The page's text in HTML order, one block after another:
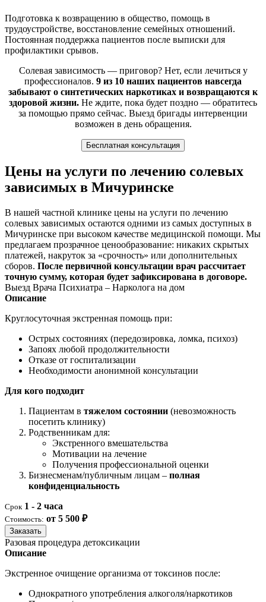
Подготовка к возвращению в общество, помощь в
трудоустройстве, восстановление семейных отношений.
Постоянная поддержка пациентов после выписки для
профилактики срывов.
Солевая зависимость — приговор? Нет, если лечиться у
профессионалов. 9 из 10 наших пациентов навсегда
забывают о синтетических наркотиках и возвращаются к
здоровой жизни. Не ждите, пока будет поздно — обратитесь
за помощью прямо сейчас. Выезд бригады интервенции
возможен в день обращения.
Бесплатная консультация
Цены на услуги по лечению солевых
зависимых в Мичуринске
В нашей частной клинике цены на услуги по лечению
солевых зависимых остаются одними из самых доступных в
Мичуринске при высоком качестве медицинской помощи. Мы
предлагаем прозрачное ценообразование: никаких скрытых
платежей, накруток за «срочность» или дополнительных
сборов. После первичной консультации врач рассчитает
точную сумму, которая будет зафиксирована в договоре.
Выезд Врача Психиатра – Нарколога на дом
Описание
Круглосуточная экстренная помощь при:
Острых состояниях (передозировка, ломка, психоз)
Запоях любой продолжительности
Отказе от госпитализации
Необходимости анонимной консультации
Для кого подходит
Пациентам в тяжелом состоянии (невозможность
посетить клинику)
Родственникам для:
Экстренного вмешательства
Мотивации на лечение
Получения профессиональной оценки
Бизнесменам/публичным лицам – полная
конфиденциальность
Срок 1 - 2 часа
Стоимость: от 5 500 ₽
Заказать
Разовая процедура детоксикации
Описание
Экстренное очищение организма от токсинов после:
Однократного употребления алкоголя/наркотиков